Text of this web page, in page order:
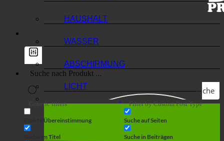
Suche
Generic filters
Exakte Übereinstimmung
Suche im Titel
Filter by Custom Post Type
Suche auf Seiten
Suche in Beiträgen
HAUSHALT
WASSER
ABSCHIRMUNG
LICHT